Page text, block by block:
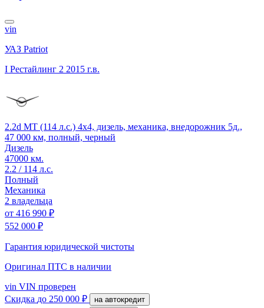
vin
УАЗ Patriot
I Рестайлинг 2 2015 г.в.
2.2d MT (114 л.с.) 4x4, дизель, механика, внедорожник 5д.,
47 000 км, полный, черный
Дизель
47000 км.
2.2 / 114 л.с.
Полный
Механика
2 владельца
от 416 990 ₽
552 000 ₽
Гарантия юридической чистоты
Оригинал ПТС в наличии
vin VIN проверен
Скидка до 250 000 ₽ на автокредит